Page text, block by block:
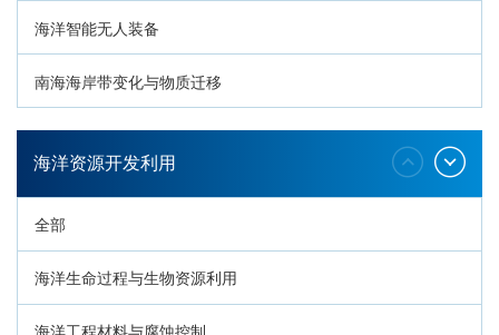
海洋智能无人装备
南海海岸带变化与物质迁移
环南海地质过程与灾害响应
海洋资源开发利用
全部
海洋生命过程与生物资源利用
海洋工程材料与腐蚀控制